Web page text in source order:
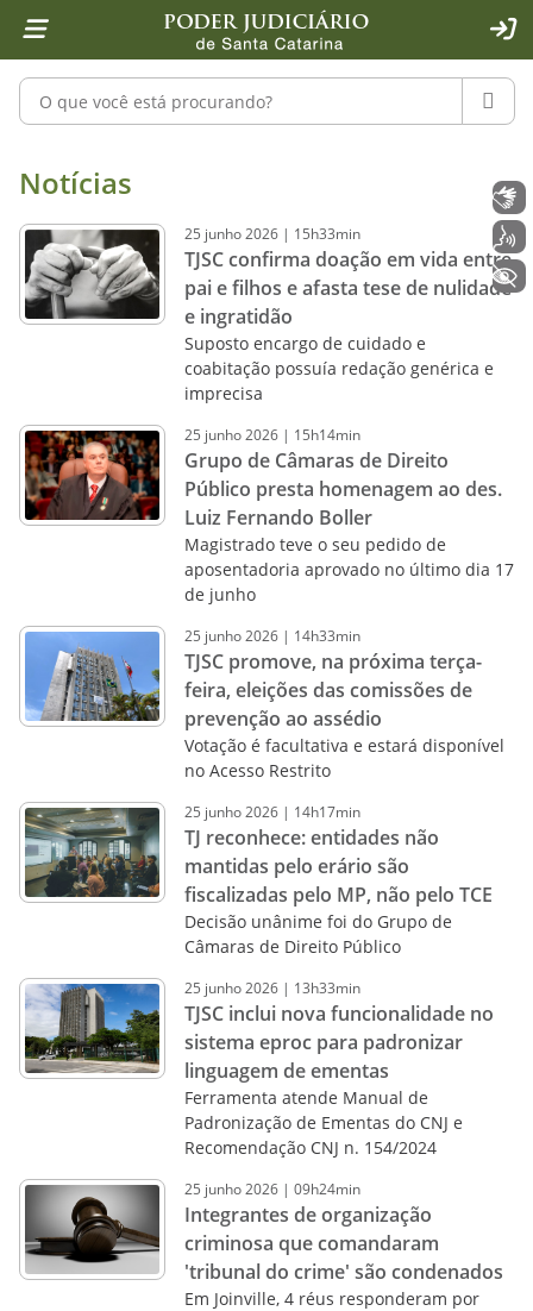
1 Ir para o conteúdo
2 Ir para a ferramenta de acessibilidade - Rybená
4 Ir para o menu principal
5 Ir para a pesquisa
6 Ir para o rodapé
7 Ir para a página inicial
Pesquisar no portal
Notícias - Imprensa - Poder
Notícias
25 junho2026 | 15h33min
TJSC confirma doação em vida entre
pai e filhos e afasta tese de nulidade
e ingratidão
Suposto encargo de cuidado e
coabitação possuía redação genérica e
imprecisa
25 junho2026 | 15h14min
Grupo de Câmaras de Direito
Público presta homenagem ao des.
Luiz Fernando Boller
Magistrado teve o seu pedido de
aposentadoria aprovado no último dia 17
de junho
25 junho2026 | 14h33min
TJSC promove, na próxima terça-
feira, eleições das comissões de
prevenção ao assédio
Votação é facultativa e estará disponível
no Acesso Restrito
25 junho2026 | 14h17min
TJ reconhece: entidades não
mantidas pelo erário são
fiscalizadas pelo MP, não pelo TCE
Decisão unânime foi do Grupo de
Câmaras de Direito Público
25 junho2026 | 13h33min
TJSC inclui nova funcionalidade no
sistema eproc para padronizar
linguagem de ementas
Ferramenta atende Manual de
Padronização de Ementas do CNJ e
Recomendação CNJ n. 154/2024
25 junho2026 | 09h24min
Integrantes de organização
criminosa que comandaram
'tribunal do crime' são condenados
Em Joinville, 4 réus responderam por
+ Acessibilidade